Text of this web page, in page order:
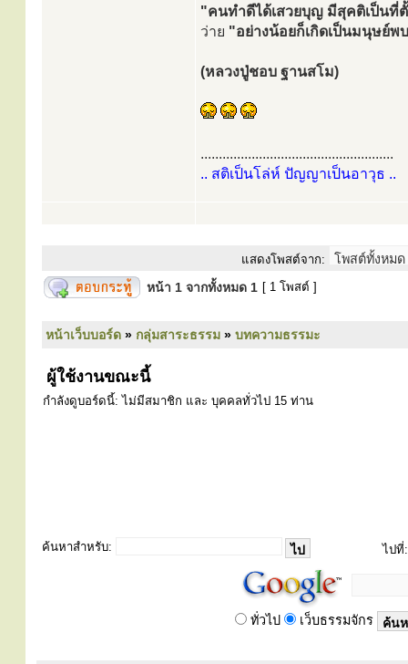
"คนทำดีได้เสวยบุญ มีสุคติเป็นที่
ว่าย "อย่างน้อยก็เกิดเป็นมนุษย์
(หลวงปู่ชอบ ฐานสโม)
.....................................................
.. สติเป็นโล่ห์ ปัญญาเป็นอาวุธ ..
แสดงโพสต์จาก:
หน้า 1 จากทั้งหมด 1 [ 1 โพสต์ ]
หน้าเว็บบอร์ด » กลุ่มสาระธรรม » บทความธรรมะ
ผู้ใช้งานขณะนี้
กำลังดูบอร์ดนี้: ไม่มีสมาชิก และ บุคคลทั่วไป 15 ท่าน
ค้นหาสำหรับ: ไปที่:
ทั่วไป เว็บธรรมจักร